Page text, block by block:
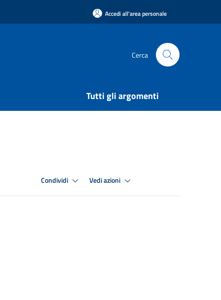
Accedi all'area personale
Cerca
Tutti gli argomenti
Condividi Vedi azioni